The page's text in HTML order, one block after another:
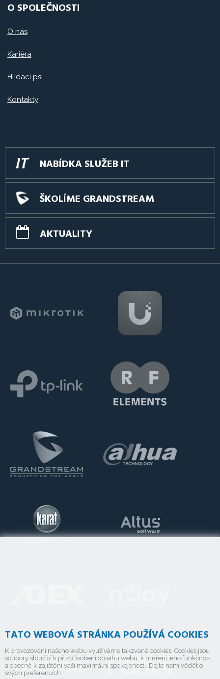
O SPOLEČNOSTI
O nás
Kariéra
Hlídací psi
Kontakty
NABÍDKA SLUŽEB IT
ŠKOLÍME GRANDSTREAM
AKTUALITY
TATO WEBOVÁ STRÁNKA POUŽÍVÁ COOKIES
K provozování našeho webu využíváme takzvané cookies. Cookies jsou
soubory sloužící k přizpůsobení obsahu webu, k měření jeho funkčnosti
a obecně k zajištění vaší maximální spokojenosti. Dejte nám vědět o
svých preferencích.